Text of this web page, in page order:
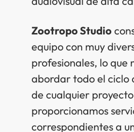
Zootropo Studio
equipo con muy
profesionales, lo que
abordar todo el ciclo
de cualquier
proporcionamos
correspondientes a